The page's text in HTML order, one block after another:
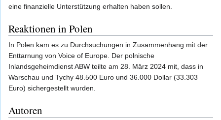
eine finanzielle Unterstützung erhalten haben sollen.
Reaktionen in Polen
In Polen kam es zu Durchsuchungen in Zusammenhang mit der
Enttarnung von Voice of Europe. Der polnische
Inlandsgeheimdienst ABW teilte am 28. März 2024 mit, dass in
Warschau und Tychy 48.500 Euro und 36.000 Dollar (33.303
Euro) sichergestellt wurden.
Autoren